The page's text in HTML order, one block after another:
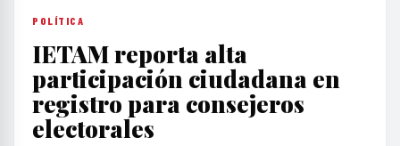
POLÍTICA
IETAM reporta alta
participación ciudadana en
registro para consejeros
electorales